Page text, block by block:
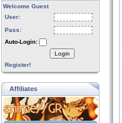
Welcome Guest
User:
Pass:
Auto-Login:
Login
Register!
Affiliates